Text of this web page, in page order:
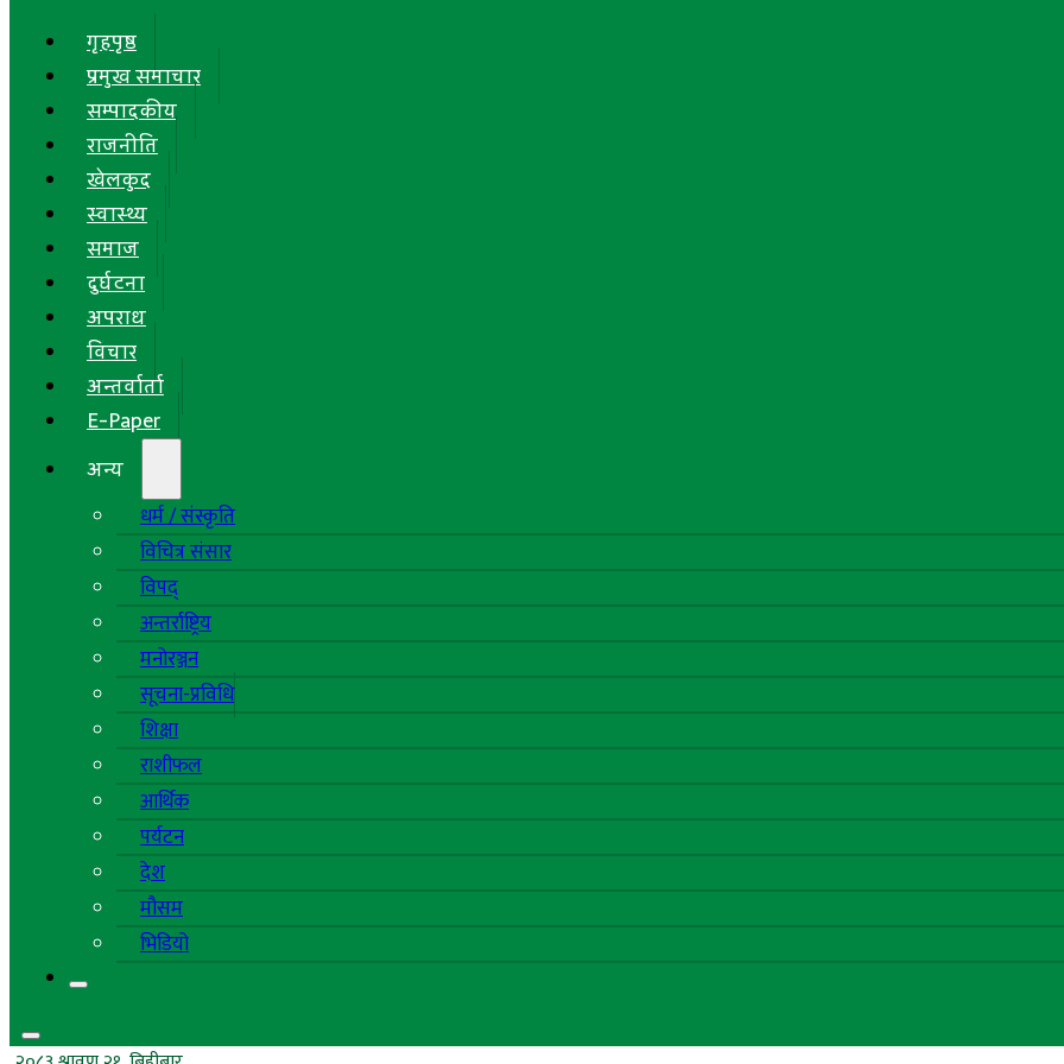
गृहपृष्ठ
प्रमुख समाचार
सम्पादकीय
राजनीति
खेलकुद
स्वास्थ्य
समाज
दुर्घटना
अपराध
विचार
अन्तर्वार्ता
E-Paper
अन्य
धर्म / संस्कृति
विचित्र संसार
विपद्
अन्तर्राष्ट्रिय
मनोरञ्जन
सूचना-प्रविधि
शिक्षा
राशीफल
आर्थिक
पर्यटन
देश
मौसम
भिडियो